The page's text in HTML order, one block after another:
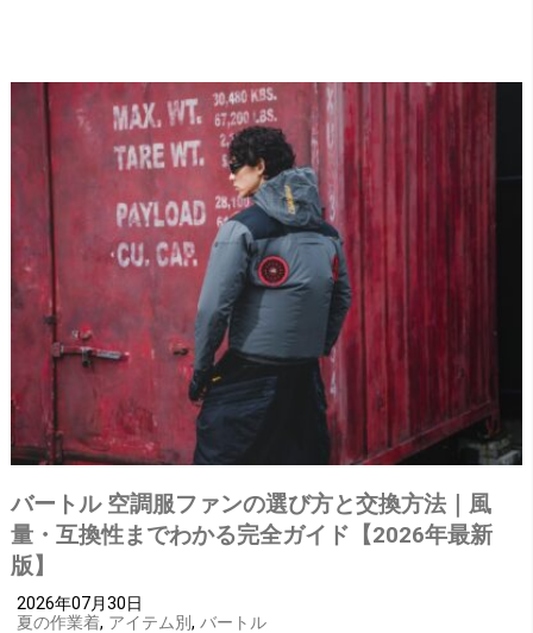
バートル 空調服ファンの選び方と交換方法｜風
量・互換性までわかる完全ガイド【2026年最新
版】
2026年07月30日
夏の作業着, アイテム別, バートル